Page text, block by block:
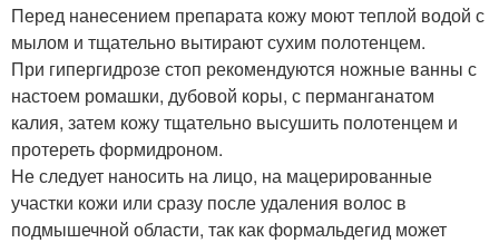
Перед нанесением препарата кожу моют теплой водой с
мылом и тщательно вытирают сухим полотенцем.
При гипергидрозе стоп рекомендуются ножные ванны с
настоем ромашки, дубовой коры, с перманганатом
калия, затем кожу тщательно высушить полотенцем и
протереть формидроном.
Не следует наносить на лицо, на мацерированные
участки кожи или сразу после удаления волос в
подмышечной области, так как формальдегид может